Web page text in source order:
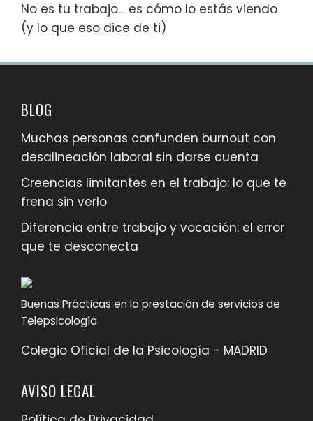
No es tu trabajo… es cómo lo estás viendo
(y lo que eso dice de ti)
BLOG
Muchas personas confunden burnout con
desalineación laboral sin darse cuenta
Creencias limitantes en el trabajo: lo que te
frena sin verlo
Diferencia entre trabajo y vocación: el error
que te desconecta
Buenas Prácticas en la prestación de servicios de
Telepsicología
Colegio Oficial de la Psicología - MADRID
AVISO LEGAL